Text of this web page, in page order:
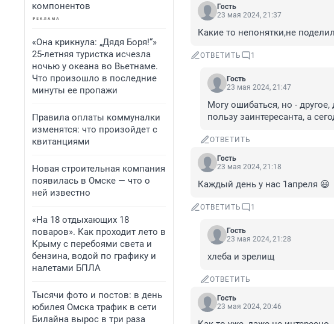
компонентов
«Она крикнула: „Дядя Боря!“»
25-летняя туристка исчезла
ночью у океана во Вьетнаме.
Что произошло в последние
минуты ее пропажи
Правила оплаты коммуналки
изменятся: что произойдет с
квитанциями
Новая строительная компания
появилась в Омске — что о
ней известно
«На 18 отдыхающих 18
поваров». Как проходит лето в
Крыму с перебоями света и
бензина, водой по графику и
налетами БПЛА
Тысячи фото и постов: в день
юбилея Омска трафик в сети
Билайна вырос в три раза
Гость
23 мая 2024, 21:37
Какие то непонятки,не
ОТВЕТИТЬ 1
Гость
23 мая 2024, 21:47
Могу ошибаться, но -
пользу заинтересанта, а
ОТВЕТИТЬ
Гость
23 мая 2024, 21:18
Каждый день у нас 1апреля 😃
ОТВЕТИТЬ 1
Гость
23 мая 2024, 21:28
хлеба и зрелищ
ОТВЕТИТЬ
Гость
23 мая 2024, 20:46